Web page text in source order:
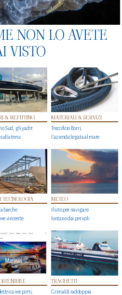
NON LO AVETE
VISTO
& REFITTING
Sud, gli yacht
terra
MATERIALI & SERVIZI
Treccificio Borri,
l'azienda legata al mare
TECNOLOGIA
barche
vincente
METEO
Il sito per navigare
lontano dai pericoli
nei porti,
TRAGHETTI
Grimaldi raddoppia